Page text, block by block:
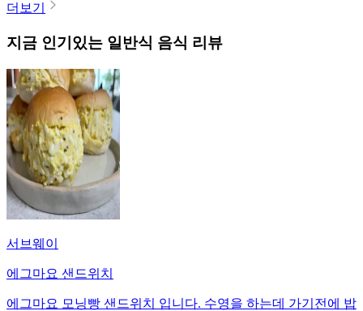
더보기
지금 인기있는 일반식 음식 리뷰
서브웨이
에그마요 샌드위치
에그마요 모닝빵 샌드위치 입니다. 수영을 하는데 가기전에 밥